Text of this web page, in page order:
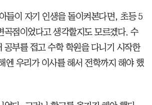
들이 자기 인생을 돌이켜본다면, 초등 5
곡점이었다고 생각할지도 모르겠다. 수
공부를 접고 수학 학원을 다니기 시작한
엔 우리가 이사를 해서 전학까지 해야 했